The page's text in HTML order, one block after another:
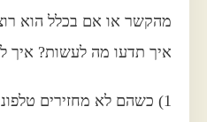
מהקשר או אם בכלל הוא
איך תדעו מה לעשות? איך